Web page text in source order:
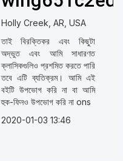
Holly Creek, AR, USA
তাই বিরক্তিকর এবং কিছুটা
অদ্ভুত এবং আমি সাধারণত
ক্লাসিকগুলিও প্রশমিত করতে পারি
তবে এটি ব্যতিক্রম। আমি এই
বইটি উপভোগ করি না বা আমি
হুক-ফিনও উপভোগ করি না ons
2020-01-03 13:46